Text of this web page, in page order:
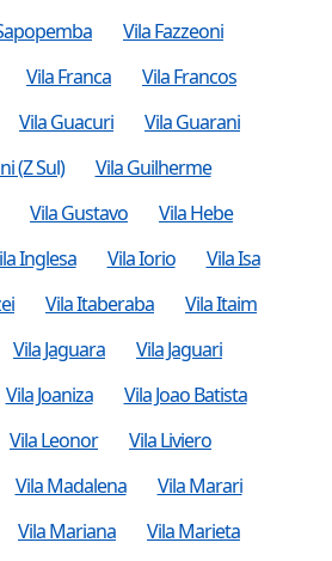
Vila Fazzeoni
Vila Franca
Vila Francos
Vila Guacuri
Vila Guarani
(Z Sul)
Vila Guilherme
Vila Gustavo
Vila Hebe
Inglesa Vila Iorio
Vila Isa
Vila Itaberaba
Vila Itaim
Vila Jaguara
Vila Jaguari
Vila Joaniza
Vila Joao Batista
Vila Leonor
Vila Liviero
Vila Madalena
Vila Marari
Vila Mariana
Vila Marieta